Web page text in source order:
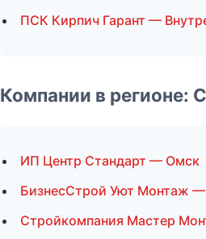
ПСК Кирпич Гарант —
Компании в регионе:
ИП Центр Стандарт — Омск
БизнесСтрой Уют Монтаж —
Стройкомпания Мастер